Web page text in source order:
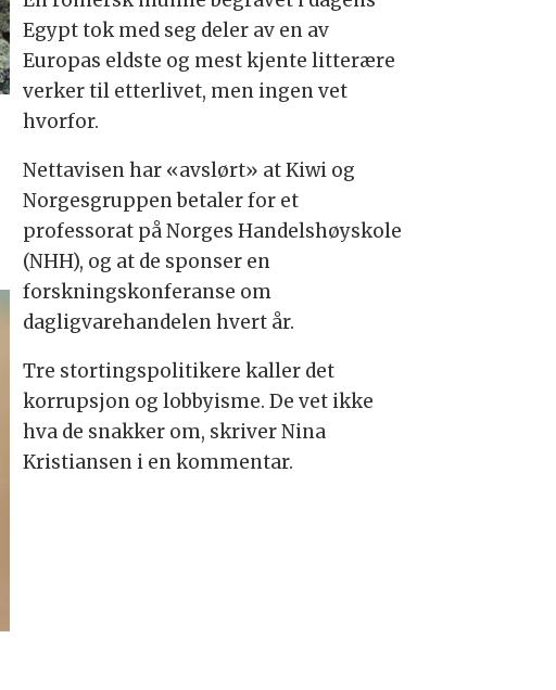
Egypt tok med seg deler av en av
Europas eldste og mest kjente litterære
verker til etterlivet, men ingen vet
hvorfor.
Nettavisen har «avslørt» at Kiwi og
Norgesgruppen betaler for et
professorat på Norges Handelshøyskole
(NHH), og at de sponser en
forskningskonferanse om
dagligvarehandelen hvert år.
Tre stortingspolitikere kaller det
korrupsjon og lobbyisme. De vet ikke
hva de snakker om, skriver Nina
Kristiansen i en kommentar.